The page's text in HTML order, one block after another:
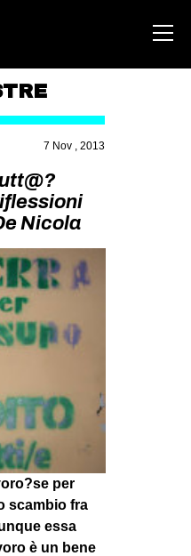
7 Nov , 2013
Nicola
per
scambio fra
essa
è un bene